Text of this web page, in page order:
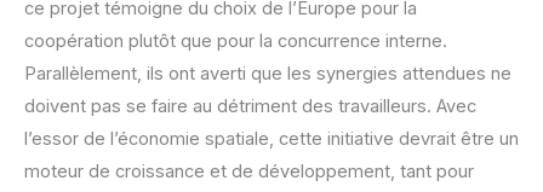
ce projet témoigne du choix de l’Europe pour la
coopération plutôt que pour la concurrence interne.
Parallèlement, ils ont averti que les synergies attendues ne
doivent pas se faire au détriment des travailleurs. Avec
l’essor de l’économie spatiale, cette initiative devrait être un
moteur de croissance et de développement, tant pour